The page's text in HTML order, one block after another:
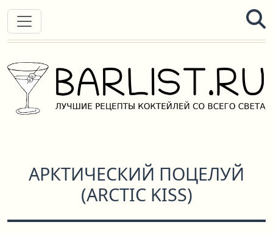
АРКТИЧЕСКИЙ ПОЦЕЛУЙ
(ARCTIC KISS)